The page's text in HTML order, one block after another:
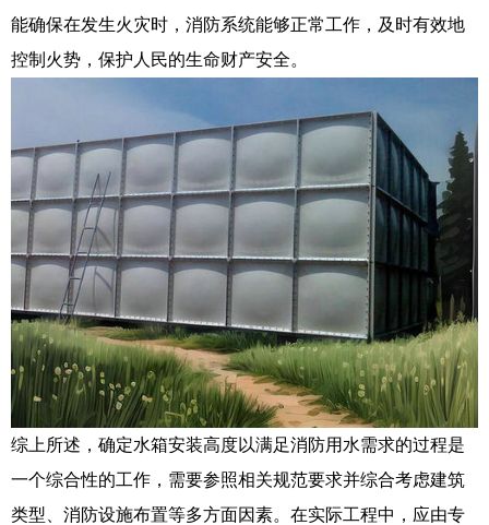
能确保在发生火灾时，消防系统能够正常工作，及时有效地
控制火势，保护人民的生命财产安全。
综上所述，确定水箱安装高度以满足消防用水需求的过程是
一个综合性的工作，需要参照相关规范要求并综合考虑建筑
类型、消防设施布置等多方面因素。在实际工程中，应由专